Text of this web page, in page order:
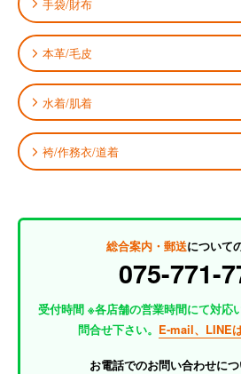
手袋/財布
本革/毛皮
水着/肌着
袴/作務衣/道着
総合案内・郵送について
075-771-
受付時間 ※各店舗の営業時間にて対応
問合せ下さい。 E-mail、LINE
お電話でのお問い合わせに